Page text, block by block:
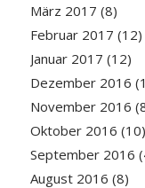
März 2017 (8)
Februar 2017 (12)
Januar 2017 (12)
Dezember 2016
November 2016
Oktober 2016 (10)
September 2016
August 2016 (8)